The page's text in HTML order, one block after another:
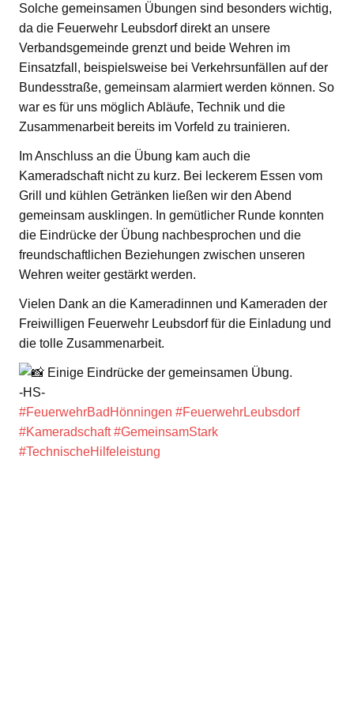
Solche gemeinsamen Übungen sind besonders wichtig,
da die Feuerwehr Leubsdorf direkt an unsere
Verbandsgemeinde grenzt und beide Wehren im
Einsatzfall, beispielsweise bei Verkehrsunfällen auf der
Bundesstraße, gemeinsam alarmiert werden können. So
war es für uns möglich Abläufe, Technik und die
Zusammenarbeit bereits im Vorfeld zu trainieren.
Im Anschluss an die Übung kam auch die
Kameradschaft nicht zu kurz. Bei leckerem Essen vom
Grill und kühlen Getränken ließen wir den Abend
gemeinsam ausklingen. In gemütlicher Runde konnten
die Eindrücke der Übung nachbesprochen und die
freundschaftlichen Beziehungen zwischen unseren
Wehren weiter gestärkt werden.
Vielen Dank an die Kameradinnen und Kameraden der
Freiwilligen Feuerwehr Leubsdorf für die Einladung und
die tolle Zusammenarbeit.
Einige Eindrücke der gemeinsamen Übung.
-HS-
#FeuerwehrBadHönningen #FeuerwehrLeubsdorf
#Kameradschaft #GemeinsamStark
#TechnischeHilfeleistung